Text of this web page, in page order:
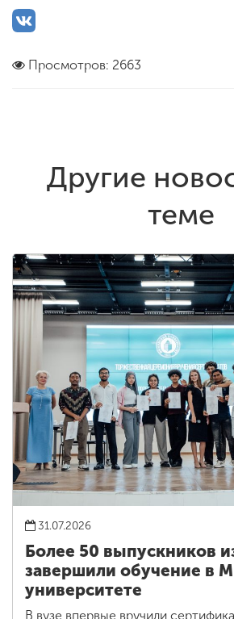
Просмотров: 2663
Другие
теме
31.07.2026
Более 50 выпускников
завершили обучение в
университете
В вузе впервые вручили